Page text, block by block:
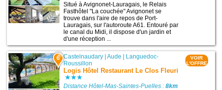
Situé à Avignonet-Lauragais, le Relais
Fasthôtel "La couchée" Avignonet se
trouve dans l'aire de repos de Port-
Lauragais, sur l'autoroute A61. Entouré par
le canal du Midi, il dispose d'un jardin et
d'une réception ...
6 Castelnaudary |Aude | Languedoc-
Roussillon
Logis Hôtel Restaurant Le Clos Fleuri
Distance Hôtel-Mas-Saintes-Puelles :8km
VOIR
L'OFFRE